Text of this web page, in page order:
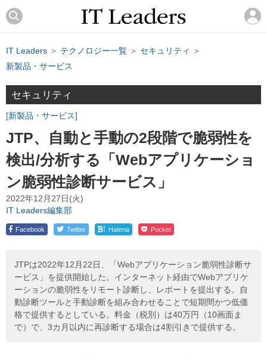
IT Leaders ＞ テクノロジー一覧 ＞ セキュリティ
＞
新製品・サービス
セキュリティ
新製品・サービス
JTP、自動と手動の2段階で脆弱性を
検出/分析する「Webアプリケーショ
ン脆弱性診断サービス」
2022年12月27日(火)
IT Leaders編集部
Facebook Twitter ! Hatena Pocket
JTPは2022年12月22日、「Webアプリケーション脆弱性診断サ
ービス」を提供開始した。インターネット経由でWebアプリケ
ーションの脆弱性をリモート診断し、レポートを提出する。自
動診断ツールと手動診断を組み合わせることで短期間かつ低価
格で提供するとしている。料金（税別）は40万円（10画面ま
で）で、3カ月以内に再診断する場合は4割引きで提供する。